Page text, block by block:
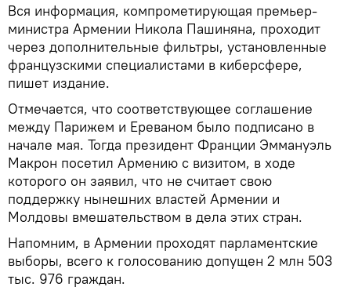
Вся информация, компрометирующая премьер-
министра Армении Никола Пашиняна, проходит
через дополнительные фильтры, установленные
французскими специалистами в киберсфере,
пишет издание.
Отмечается, что соответствующее соглашение
между Парижем и Ереваном было подписано в
начале мая. Тогда президент Франции Эммануэль
Макрон посетил Армению с визитом, в ходе
которого он заявил, что не считает свою
поддержку нынешних властей Армении и
Молдовы вмешательством в дела этих стран.
Напомним, в Армении проходят парламентские
выборы, всего к голосованию допущен 2 млн 503
тыс. 976 граждан.